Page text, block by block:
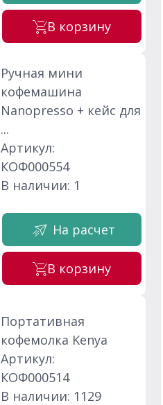
В корзину
Ручная мини
кофемашина
Nanopresso + кейс для
...
Артикул:
КОФ000554
В наличии: 1
На расчет
В корзину
Портативная
кофемолка Kenya
Артикул:
КОФ000514
В наличии: 1129